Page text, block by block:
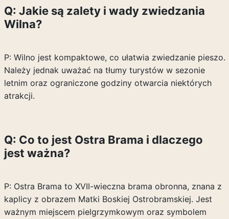
Q: Jakie są zalety i wady zwiedzania
Wilna?
P: Wilno jest kompaktowe, co ułatwia zwiedzanie pieszo.
Należy jednak uważać na tłumy turystów w sezonie
letnim oraz ograniczone godziny otwarcia niektórych
atrakcji.
Q: Co to jest Ostra Brama i dlaczego
jest ważna?
P: Ostra Brama to XVII-wieczna brama obronna, znana z
kaplicy z obrazem Matki Boskiej Ostrobramskiej. Jest
ważnym miejscem pielgrzymkowym oraz symbolem